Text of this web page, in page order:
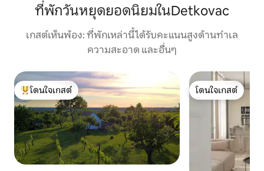
ที่พักวันหยุดยอดนิยมในDetkovac
เกสต์เห็นพ้อง: ที่พักเหล่านี้ได้รับคะแนนสูงด้านทำเล
ความสะอาด และอื่นๆ
โดนใจเกสต์ที่สุด
โดนใจเกสต์
โดนใจเกสต์
โดนใจเกสต์